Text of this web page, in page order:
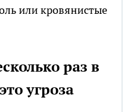
или кровянистые
раз в
угроза